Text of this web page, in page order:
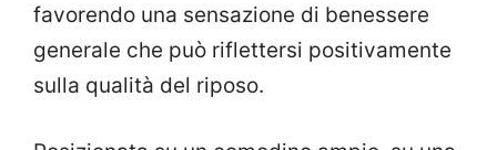
favorendo una sensazione di benessere
generale che può riflettersi positivamente
sulla qualità del riposo.